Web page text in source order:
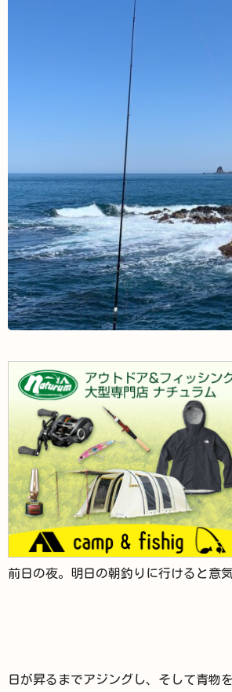
前日の夜。明日の朝釣りに行けると意
日が昇るまでアジングし、そして青物